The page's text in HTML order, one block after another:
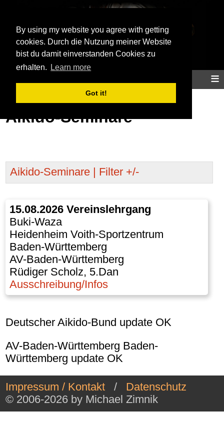
By using my website you agree with getting
cookies. Durch die Nutzung meiner Website
bist du damit einverstanden Cookies zu
erhalten.
Learn more
Got it!
Aikidoinfo
≡
Aikido-Seminare
Aikido-Seminare | Filter +/-
15.08.2026 Vereinslehrgang
Buki-Waza
Heidenheim Voith-Sportzentrum
Baden-Württemberg
AV-Baden-Württemberg
Rüdiger Scholz, 5.Dan
Ausschreibung/Infos
Deutscher Aikido-Bund update OK
AV-Baden-Württemberg Baden-
Württemberg update OK
Impressum / Kontakt/ Datenschutz
© 2006-2026 by Michael Zimnik